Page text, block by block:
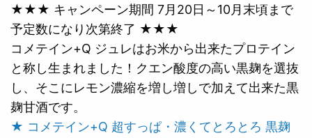
★★★ キャンペーン期間 7月20日～10月末頃まで
予定数になり次第終了 ★★★
コメテイン+Q ジュレはお米から出来たプロテイン
と称し生まれました！クエン酸度の高い黒麹を選抜
し、そこにレモン濃縮を増し増しで加えて出来た黒
麹甘酒です。
★ コメテイン+Q 超すっぱ・濃くてとろとろ 黒麹